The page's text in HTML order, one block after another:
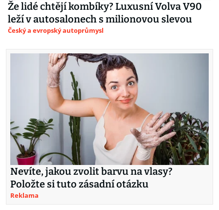
Že lidé chtějí kombíky? Luxusní Volva V90
leží v autosalonech s milionovou slevou
Český a evropský autoprůmysl
Nevíte, jakou zvolit barvu na vlasy?
Položte si tuto zásadní otázku
Reklama